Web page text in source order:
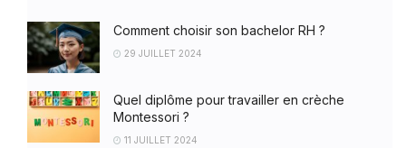
Comment choisir son bachelor RH ?
29 JUILLET 2024
Quel diplôme pour travailler en crèche
Montessori ?
11 JUILLET 2024